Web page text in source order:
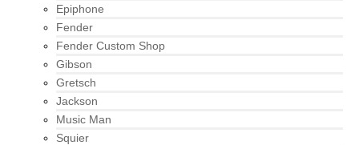
Epiphone
Fender
Fender Custom Shop
Gibson
Gretsch
Jackson
Music Man
Squier